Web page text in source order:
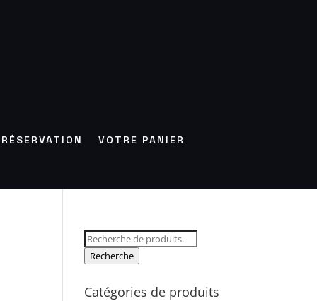
RÉSERVATION VOTRE PANIER
Recherche
pour :
Recherche
Catégories de produits